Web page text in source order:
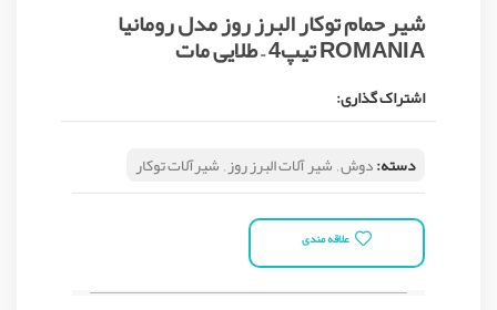
شیر حمام توکار البرز روز مدل رومانیا
ROMANIA تیپ4 – طلایی مات
اشتراک گذاری:
دسته:دوش,شیر آلات البرز روز,شیرآلات توکار
علاقه مندی